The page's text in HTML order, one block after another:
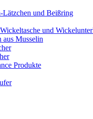
Lätzchen und Beißring
und
aus Musselin
Produkte